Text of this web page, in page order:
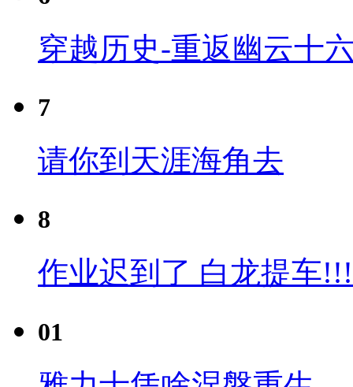
穿越历史-重返幽云十
7
请你到天涯海角去
8
作业迟到了 白龙提车
01